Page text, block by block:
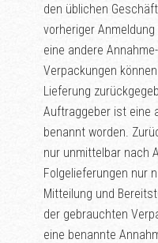
den üblichen
vorheriger
eine andere
Verpackungen
Lieferung
Auftraggeber ist eine
benannt worden.
nur unmittelbar nach
Folgelieferungen nur
Mitteilung und
der gebrauchten
eine benannte